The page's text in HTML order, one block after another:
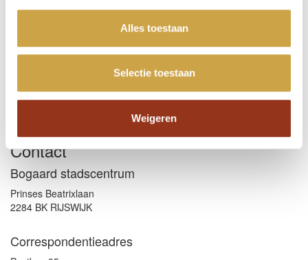
Alles toestaan
Selectie toestaan
Weigeren
Social Media
Facebook
Contact
Bogaard stadscentrum
Prinses Beatrixlaan
2284 BK RIJSWIJK
Correspondentieadres